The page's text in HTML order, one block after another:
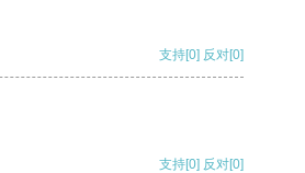
支持[0] 反对[0]
支持[0] 反对[0]